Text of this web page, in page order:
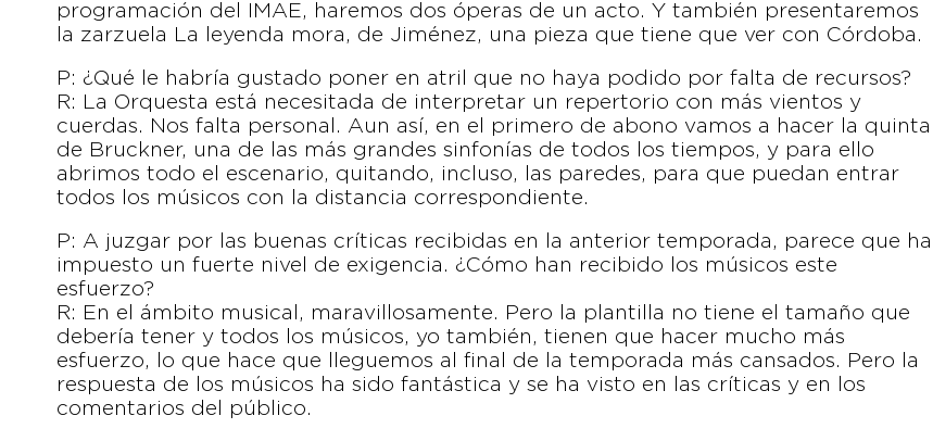
programación del IMAE, haremos dos óperas de un acto. Y también presentaremos
la zarzuela La leyenda mora, de Jiménez, una pieza que tiene que ver con Córdoba.
P: ¿Qué le habría gustado poner en atril que no haya podido por falta de recursos?
R: La Orquesta está necesitada de interpretar un repertorio con más vientos y
cuerdas. Nos falta personal. Aun así, en el primero de abono vamos a hacer la quinta
de Bruckner, una de las más grandes sinfonías de todos los tiempos, y para ello
abrimos todo el escenario, quitando, incluso, las paredes, para que puedan entrar
todos los músicos con la distancia correspondiente.
P: A juzgar por las buenas críticas recibidas en la anterior temporada, parece que ha
impuesto un fuerte nivel de exigencia. ¿Cómo han recibido los músicos este
esfuerzo?
R: En el ámbito musical, maravillosamente. Pero la plantilla no tiene el tamaño que
debería tener y todos los músicos, yo también, tienen que hacer mucho más
esfuerzo, lo que hace que lleguemos al final de la temporada más cansados. Pero la
respuesta de los músicos ha sido fantástica y se ha visto en las críticas y en los
comentarios del público.